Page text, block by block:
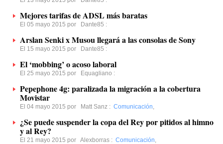
Mejores tarifas de ADSL más baratas
El 05 mayo 2015 por Dante85 :
Arslan Senki x Musou llegará a las consolas de Sony
El 15 mayo 2015 por Dante85 :
El ‘mobbing’ o acoso laboral
El 25 mayo 2015 por Equagliano :
Pepephone 4g: paralizada la migración a la cobertura
Movistar
El 04 mayo 2015 por Matt Sanz : Comunicación,
¿Se puede suspender la copa del Rey por pitidos al himno
y al Rey?
El 21 mayo 2015 por Alexborras : Comunicación,